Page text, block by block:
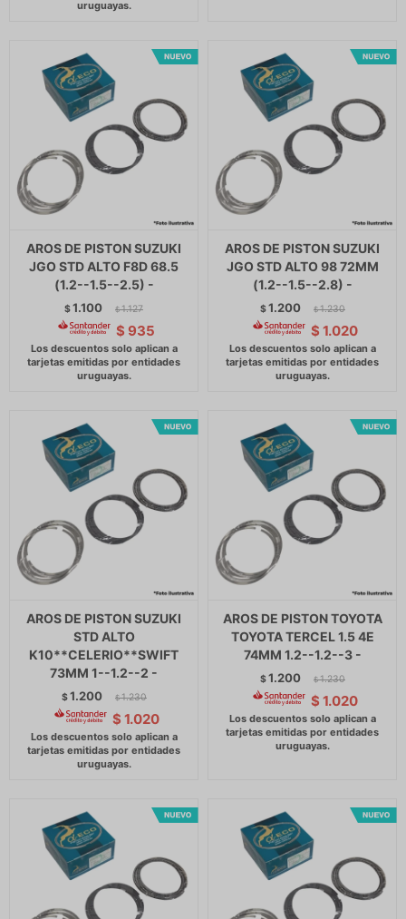
AROS DE PISTON SUZUKI
JGO STD ALTO F8D 68.5
(1.2--1.5--2.5) -
$1.100 $ 1.127
$ 935
AROS DE PISTON SUZUKI
JGO STD ALTO 98 72MM
(1.2--1.5--2.8) -
$1.200 $ 1.230
$ 1.020
AROS DE PISTON SUZUKI
STD ALTO
K10**CELERIO**SWIFT
73MM 1--1.2--2 -
$1.200 $ 1.230
$ 1.020
AROS DE PISTON TOYOTA
TOYOTA TERCEL 1.5 4E
74MM 1.2--1.2--3 -
$1.200 $ 1.230
$ 1.020